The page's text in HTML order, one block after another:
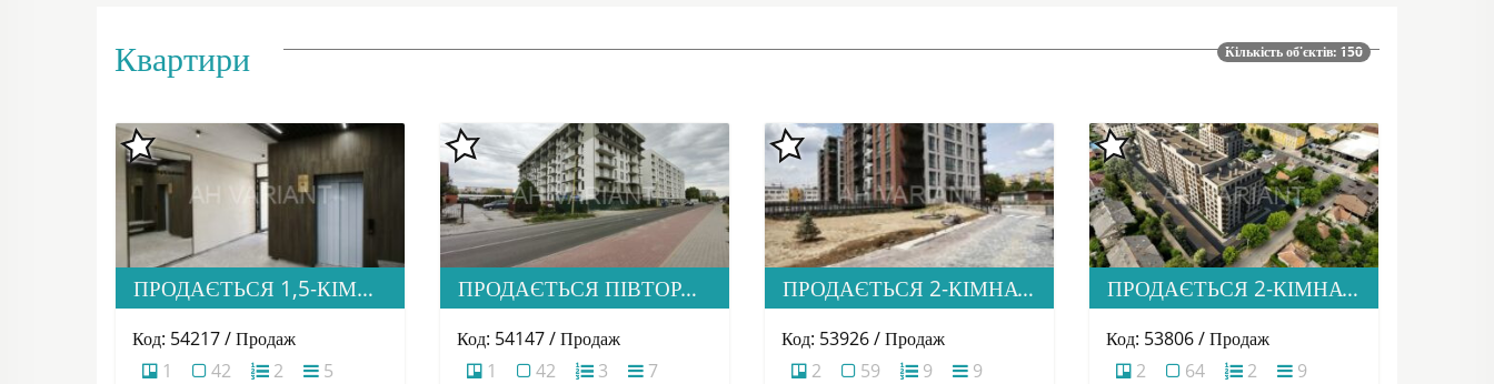
Квартири Кількість об'єктів: 150
ПРОДАЄТЬСЯ 1,5-КІМНАТНА КВАРТИРА В НОВОБУДОВІ ЖК «ЗАГОРСЬКА»
Код: 54217 / Продаж
1
42 2 5
ПРОДАЄТЬСЯ ПІВТОРАШКА (1.5) КВАРТИРА З ІДЕАЛЬНОЮ ЛОКАЦІЄЮ, ЖК HOME
Код: 54147 / Продаж
1
42 3 7
ПРОДАЄТЬСЯ 2-КІМНАТНА КВАРТИРА В М. УЖГОРОД, ВУЛ. ТЛЕХАСА 19, ЖК “WEST TOWERS”
Код: 53926 / Продаж
2
59 9 9
ПРОДАЄТЬСЯ 2-КІМНАТНА КВАРТИРА В НОВОМУ ЖК “ДІМ ДРУГЕТІВ”
Код: 53806 / Продаж
2
64 2 9